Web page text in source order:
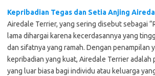
Kepribadian Tegas dan Setia Anjing
Airedale Terrier, yang sering disebut sebagai
lama dihargai karena kecerdasannya yang
dan sifatnya yang ramah. Dengan penampilan
kepribadian yang kuat, Airedale Terrier adalah
yang luar biasa bagi individu atau keluarga